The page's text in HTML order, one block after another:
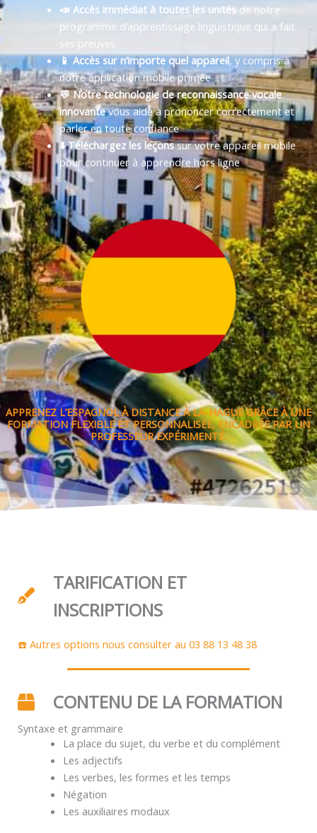
📣 Accès immédiat à toutes les unitésde notre
programme d’apprentissage linguistique qui a fait
ses preuves
📱 Accès sur n’importe quel appareil, y compris à
notre application mobile primée
💬 Notre technologie de reconnaissance vocale
innovantevous aide à prononcer correctement et
parler en toute confiance
⬇️ Téléchargez les leçonssur votre appareil mobile
pour continuer à apprendre hors ligne
APPRENEZ L’ESPAGNOL À DISTANCE À LA-HAGUE GRÂCE À UNE
FORMATION FLEXIBLE ET PERSONNALISÉE, ENCADRÉE PAR UN
PROFESSEUR EXPÉRIMENTÉ.
TARIFICATION ET
INSCRIPTIONS
☎️ Autres options nous consulter au 03 88 13 48 38
CONTENU DE LA FORMATION
Syntaxe et grammaire
La place du sujet, du verbe et du complément
Les adjectifs
Les verbes, les formes et les temps
Négation
Les auxiliaires modaux